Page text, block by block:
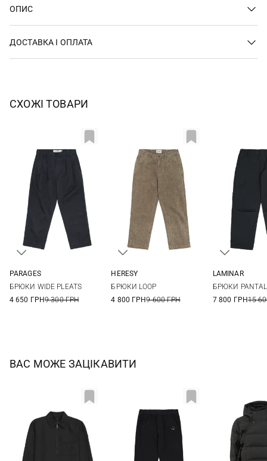
ОПИС
ДОСТАВКА І ОПЛАТА
СХОЖІ ТОВАРИ
PARAGES
БРЮКИ WIDE PLEATS
4 650 ГРН9 300 ГРН
HERESY
БРЮКИ LOOP
4 800 ГРН9 600 ГРН
LAMINAR
БРЮКИ
7 800 ГРН15
ВАС МОЖЕ ЗАЦІКАВИТИ